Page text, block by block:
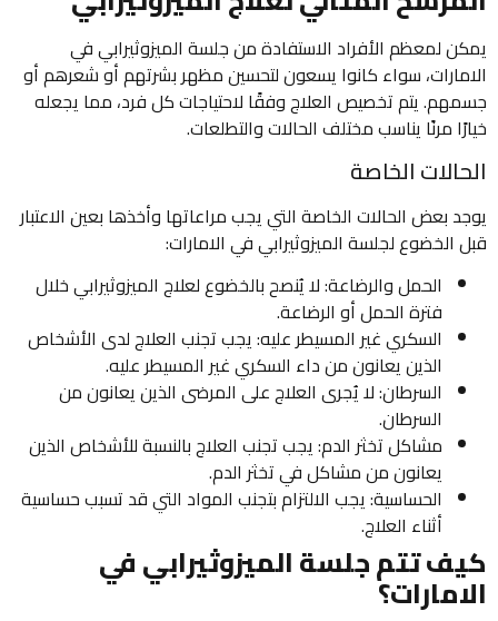
يمكن لمعظم الأفراد الاستفادة من جلسة الميزوثيرابي في
الامارات، سواء كانوا يسعون لتحسين مظهر بشرتهم أو شعرهم أو
جسمهم. يتم تخصيص العلاج وفقًا لاحتياجات كل فرد، مما يجعله
خيارًا مرنًا يناسب مختلف الحالات والتطلعات.
الحالات الخاصة
يوجد بعض الحالات الخاصة التي يجب مراعاتها وأخذها بعين الاعتبار
قبل الخضوع لجلسة الميزوثيرابي في الامارات:
الحمل والرضاعة: لا يُنصح بالخضوع لعلاج الميزوثيرابي خلال
فترة الحمل أو الرضاعة.
السكري غير المسيطر عليه: يجب تجنب العلاج لدى الأشخاص
الذين يعانون من داء السكري غير المسيطر عليه.
السرطان: لا يُجرى العلاج على المرضى الذين يعانون من
السرطان.
مشاكل تخثر الدم: يجب تجنب العلاج بالنسبة للأشخاص الذين
يعانون من مشاكل في تخثر الدم.
الحساسية: يجب الالتزام بتجنب المواد التي قد تسبب حساسية
أثناء العلاج.
كيف تتم جلسة الميزوثيرابي في
الامارات؟